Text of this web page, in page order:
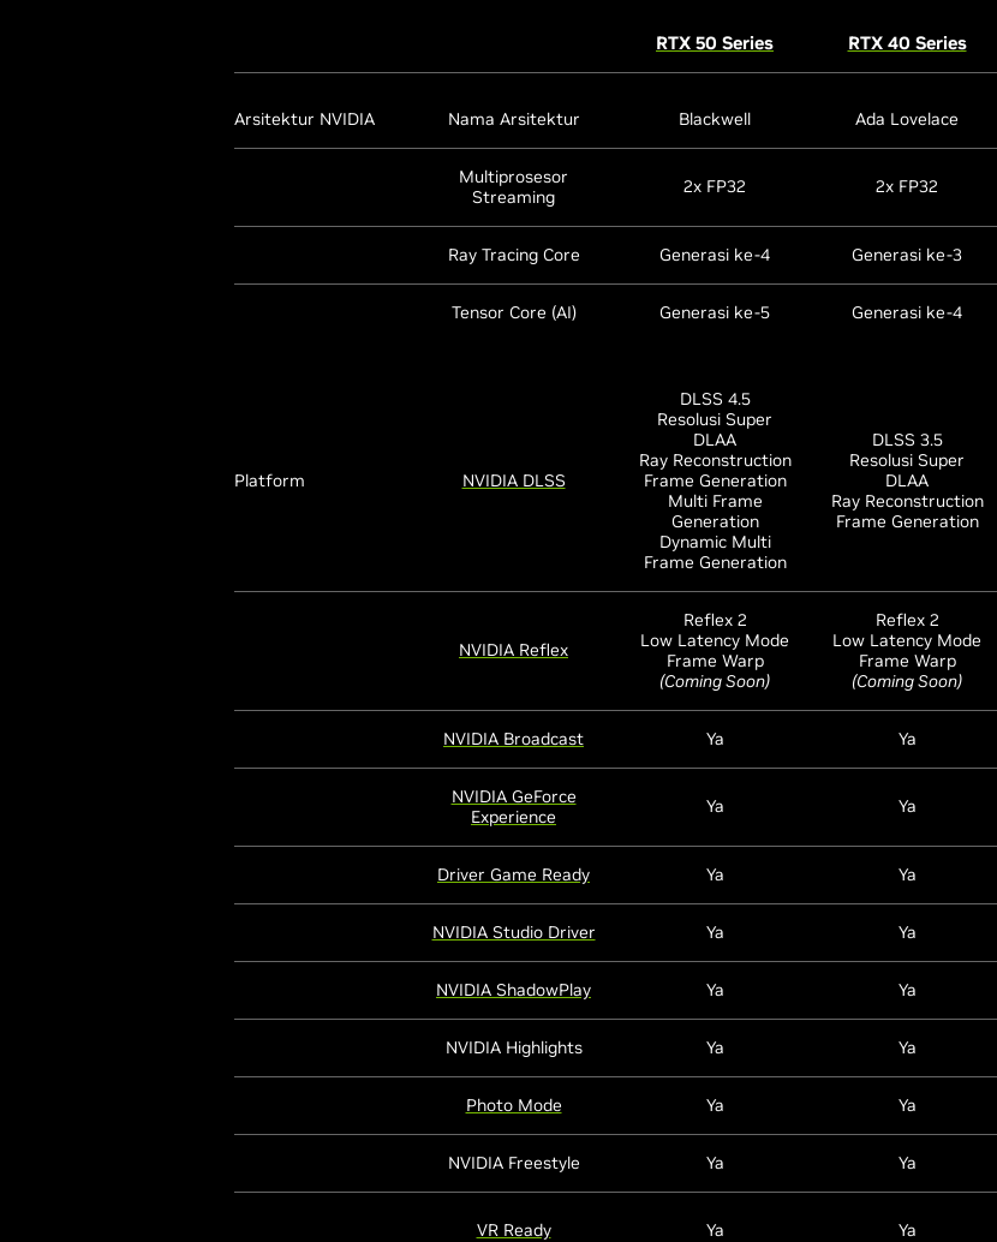
RTX 50 Series RTX 40 Series
Arsitektur NVIDIA Nama Arsitektur Blackwell Ada Lovelace
Multiprosesor
Streaming
2x FP32 2x FP32
Ray Tracing Core Generasi ke-4 Generasi ke-3
Tensor Core (AI) Generasi ke-5 Generasi ke-4
Platform NVIDIA DLSS
DLSS 4.5
Resolusi Super
DLAA
Ray Reconstruction
Frame Generation
Multi Frame
Generation
Dynamic Multi
Frame Generation
DLSS 3.5
Resolusi Super
DLAA
Ray Reconstruction
Frame Generation
NVIDIA Reflex
Reflex 2
Low Latency Mode
Frame Warp
(Coming Soon)
Reflex 2
Low Latency Mode
Frame Warp
(Coming Soon)
NVIDIA Broadcast Ya Ya
NVIDIA GeForce
Experience
Ya Ya
Driver Game Ready Ya Ya
NVIDIA Studio Driver Ya Ya
NVIDIA ShadowPlay Ya Ya
NVIDIA Highlights Ya Ya
Photo Mode Ya Ya
NVIDIA Freestyle Ya Ya
VR Ready Ya Ya